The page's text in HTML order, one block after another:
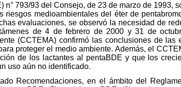
n° 793/93 del Consejo, de 23 de marzo de 1993,
riesgos medioambientales del éter de
evaluaciones, se observó la necesidad de
de 4 de febrero de 2000 y 31 de
(CCTEMA) confirmó las conclusiones de
proteger el medio ambiente. Además, el
de los lactantes al pentaBDE y que los
uso aún no identificado.
Recomendaciones, en el ámbito del